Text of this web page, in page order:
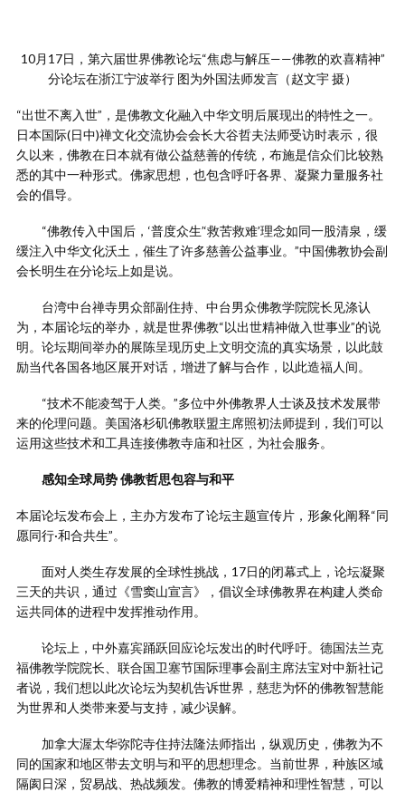
10月17日，第六届世界佛教论坛“焦虑与解压——佛教的欢喜精神”
分论坛在浙江宁波举行 图为外国法师发言（赵文宇 摄）
“出世不离入世”，是佛教文化融入中华文明后展现出的特性之一。
日本国际(日中)禅文化交流协会会长大谷哲夫法师受访时表示，很
久以来，佛教在日本就有做公益慈善的传统，布施是信众们比较熟
悉的其中一种形式。佛家思想，也包含呼吁各界、凝聚力量服务社
会的倡导。
“佛教传入中国后，‘普度众生’‘救苦救难’理念如同一股清泉，缓
缓注入中华文化沃土，催生了许多慈善公益事业。”中国佛教协会副
会长明生在分论坛上如是说。
台湾中台禅寺男众部副住持、中台男众佛教学院院长见涤认
为，本届论坛的举办，就是世界佛教“以出世精神做入世事业”的说
明。论坛期间举办的展陈呈现历史上文明交流的真实场景，以此鼓
励当代各国各地区展开对话，增进了解与合作，以此造福人间。
“技术不能凌驾于人类。”多位中外佛教界人士谈及技术发展带
来的伦理问题。美国洛杉矶佛教联盟主席照初法师提到，我们可以
运用这些技术和工具连接佛教寺庙和社区，为社会服务。
感知全球局势 佛教哲思包容与和平
本届论坛发布会上，主办方发布了论坛主题宣传片，形象化阐释“同
愿同行·和合共生”。
面对人类生存发展的全球性挑战，17日的闭幕式上，论坛凝聚
三天的共识，通过《雪窦山宣言》，倡议全球佛教界在构建人类命
运共同体的进程中发挥推动作用。
论坛上，中外嘉宾踊跃回应论坛发出的时代呼吁。德国法兰克
福佛教学院院长、联合国卫塞节国际理事会副主席法宝对中新社记
者说，我们想以此次论坛为契机告诉世界，慈悲为怀的佛教智慧能
为世界和人类带来爱与支持，减少误解。
加拿大渥太华弥陀寺住持法隆法师指出，纵观历史，佛教为不
同的国家和地区带去文明与和平的思想理念。当前世界，种族区域
隔阂日深，贸易战、热战频发。佛教的博爱精神和理性智慧，可以